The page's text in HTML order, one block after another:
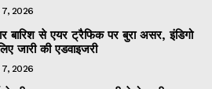
2026
बारिश से एयर ट्रैफिक पर बुरा असर, इंडिगो
जारी की एडवाइजरी
2026